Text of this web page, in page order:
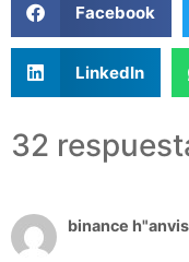
Facebook
LinkedIn
32
binance